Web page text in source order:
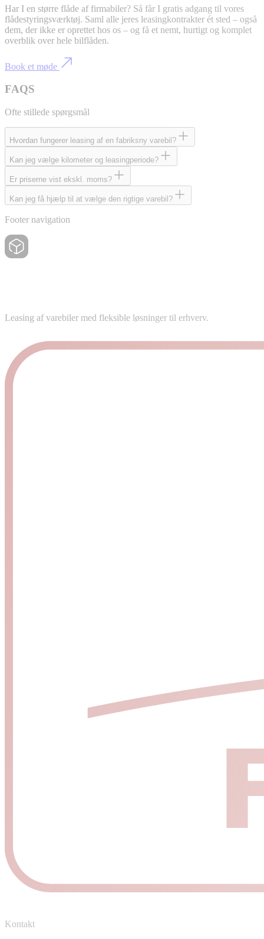
Har I en større flåde af firmabiler? Så får I gratis adgang til vores
flådestyringsværktøj. Saml alle jeres leasingkontrakter ét sted – også
dem, der ikke er oprettet hos os – og få et nemt, hurtigt og komplet
overblik over hele bilflåden.
Book et møde
FAQS
Ofte stillede spørgsmål
Hvordan fungerer leasing af en fabriksny varebil?
Kan jeg vælge kilometer og leasingperiode?
Er priserne vist ekskl. moms?
Kan jeg få hjælp til at vælge den rigtige varebil?
Footer navigation
Leasing af varebiler med fleksible løsninger til erhverv.
Kontakt